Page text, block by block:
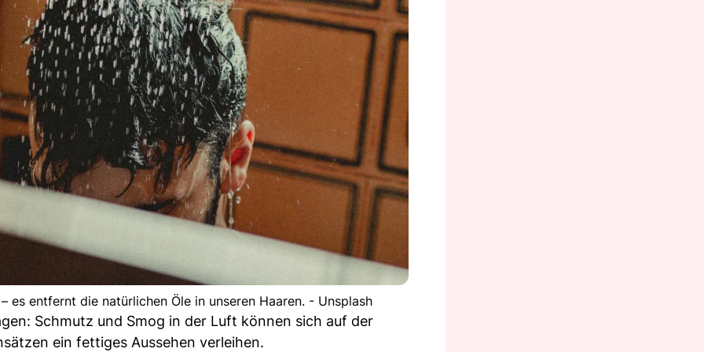
es entfernt die natürlichen Öle in unseren Haaren. - Unsplash
Schmutz und Smog in der Luft können sich auf der
ein fettiges Aussehen verleihen.